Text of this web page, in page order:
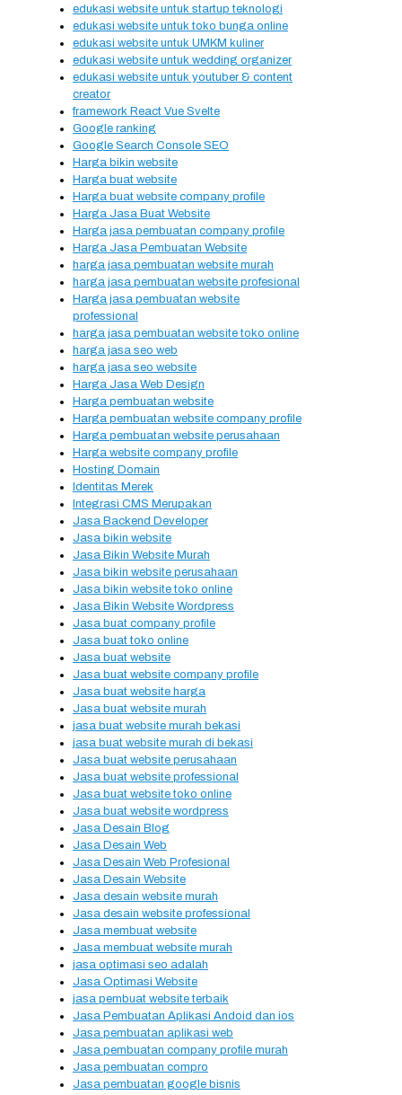
edukasi website untuk startup teknologi
edukasi website untuk toko bunga online
edukasi website untuk UMKM kuliner
edukasi website untuk wedding organizer
edukasi website untuk youtuber & content
creator
framework React Vue Svelte
Google ranking
Google Search Console SEO
Harga bikin website
Harga buat website
Harga buat website company profile
Harga Jasa Buat Website
Harga jasa pembuatan company profile
Harga Jasa Pembuatan Website
harga jasa pembuatan website murah
harga jasa pembuatan website profesional
Harga jasa pembuatan website
professional
harga jasa pembuatan website toko online
harga jasa seo web
harga jasa seo website
Harga Jasa Web Design
Harga pembuatan website
Harga pembuatan website company profile
Harga pembuatan website perusahaan
Harga website company profile
Hosting Domain
Identitas Merek
Integrasi CMS Merupakan
Jasa Backend Developer
Jasa bikin website
Jasa Bikin Website Murah
Jasa bikin website perusahaan
Jasa bikin website toko online
Jasa Bikin Website Wordpress
Jasa buat company profile
Jasa buat toko online
Jasa buat website
Jasa buat website company profile
Jasa buat website harga
Jasa buat website murah
jasa buat website murah bekasi
jasa buat website murah di bekasi
Jasa buat website perusahaan
Jasa buat website professional
Jasa buat website toko online
Jasa buat website wordpress
Jasa Desain Blog
Jasa Desain Web
Jasa Desain Web Profesional
Jasa Desain Website
Jasa desain website murah
Jasa desain website professional
Jasa membuat website
Jasa membuat website murah
jasa optimasi seo adalah
Jasa Optimasi Website
jasa pembuat website terbaik
Jasa Pembuatan Aplikasi Andoid dan ios
Jasa pembuatan aplikasi web
Jasa pembuatan company profile murah
Jasa pembuatan compro
Jasa pembuatan google bisnis